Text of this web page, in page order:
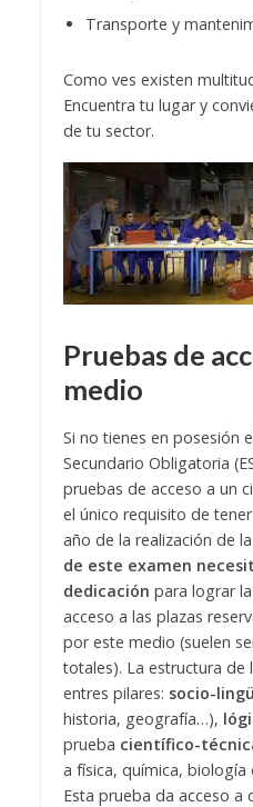
Transporte y
Como ves existen
Encuentra tu lugar y
de tu sector.
Pruebas de
medio
Si no tienes en posesión
Secundario Obligatoria
pruebas de acceso a un
el único requisito de
año de la realización de
de este examen
dedicación para lograr
acceso a las plazas
por este medio (suelen
totales). La estructura de
entres pilares: socio-
historia, geografía…),
prueba científico-
a física, química,
Esta prueba da acceso a